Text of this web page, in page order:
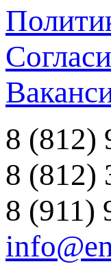
8 (812)
8 (812)
8 (911)